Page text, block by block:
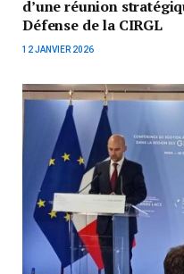
d’une réunion
Défense de la CIRGL
12 JANVIER 2026